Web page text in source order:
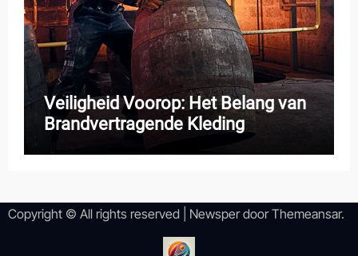
Veiligheid Voorop: Het Belang van
Brandvertragende Kleding
Copyright © All rights reserved NewsperdoorThemeansar.